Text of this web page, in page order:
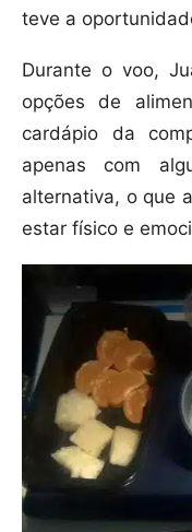
teve a
Durante o voo,
opções de
cardápio da
apenas com
alternativa, o que
estar físico e